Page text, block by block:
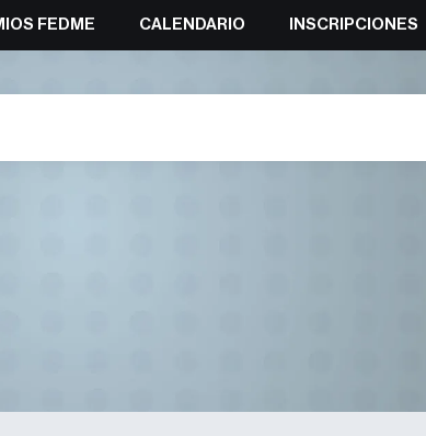
FEDME CALENDARIO INSCRIPCIONES
ISMF 2025 –